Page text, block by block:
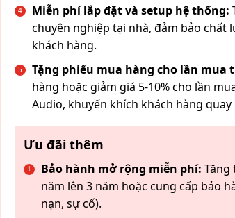
Miễn phí lắp đặt và setup hệ thống:
chuyên nghiệp tại nhà, đảm bảo
khách hàng.
Tặng phiếu mua hàng cho lần mua
hàng hoặc giảm giá 5-10% cho lần
Audio, khuyến khích khách hàng quay
Ưu đãi thêm
Bảo hành mở rộng miễn phí: Tăng
năm lên 3 năm hoặc cung cấp bảo
nạn, sự cố).